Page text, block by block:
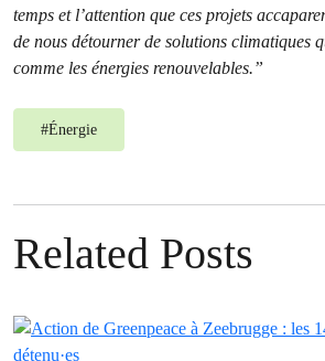
temps et l’attention que ces projets
de nous détourner de solutions climatiques
comme les énergies renouvelables.”
#Énergie
Related Posts